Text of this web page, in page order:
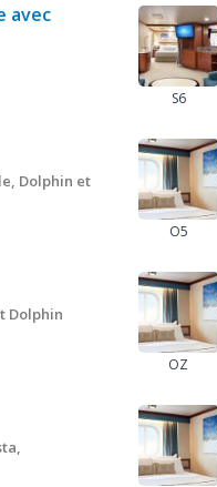
avec
S6
Dolphin et
O5
Dolphin
OZ